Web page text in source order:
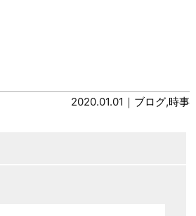
2020.01.01｜ ブログ,時事